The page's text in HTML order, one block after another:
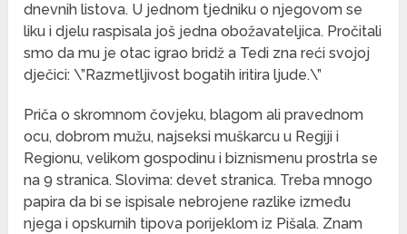
dnevnih listova. U jednom tjedniku o njegovom se
liku i djelu raspisala još jedna obožavateljica. Pročitali
smo da mu je otac igrao bridž a Tedi zna reći svojoj
dječici: \”Razmetljivost bogatih iritira ljude.\”
Priča o skromnom čovjeku, blagom ali pravednom
ocu, dobrom mužu, najseksi muškarcu u Regiji i
Regionu, velikom gospodinu i biznismenu prostrla se
na 9 stranica. Slovima: devet stranica. Treba mnogo
papira da bi se ispisale nebrojene razlike između
njega i opskurnih tipova porijeklom iz Pišala. Znam